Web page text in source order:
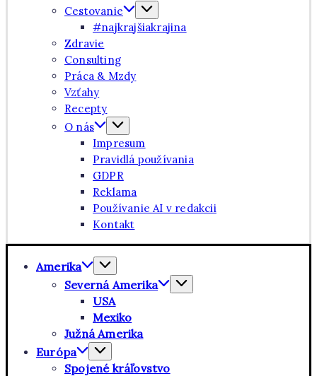
Cestovanie
#najkrajšiakrajina
Zdravie
Consulting
Práca & Mzdy
Vzťahy
Recepty
O nás
Impresum
Pravidlá používania
GDPR
Reklama
Používanie AI v redakcii
Kontakt
Amerika
Severná Amerika
USA
Mexiko
Južná Amerika
Európa
Spojené kráľovstvo